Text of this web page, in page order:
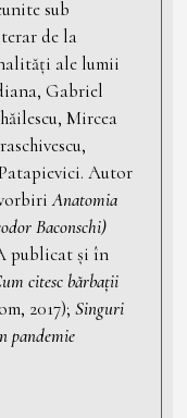
sub
de la
ale lumii
Gabriel
Mircea
Autor
Anatomia
Baconschi)
publicat și în
citesc bărbații
2017); Singuri
pandemie